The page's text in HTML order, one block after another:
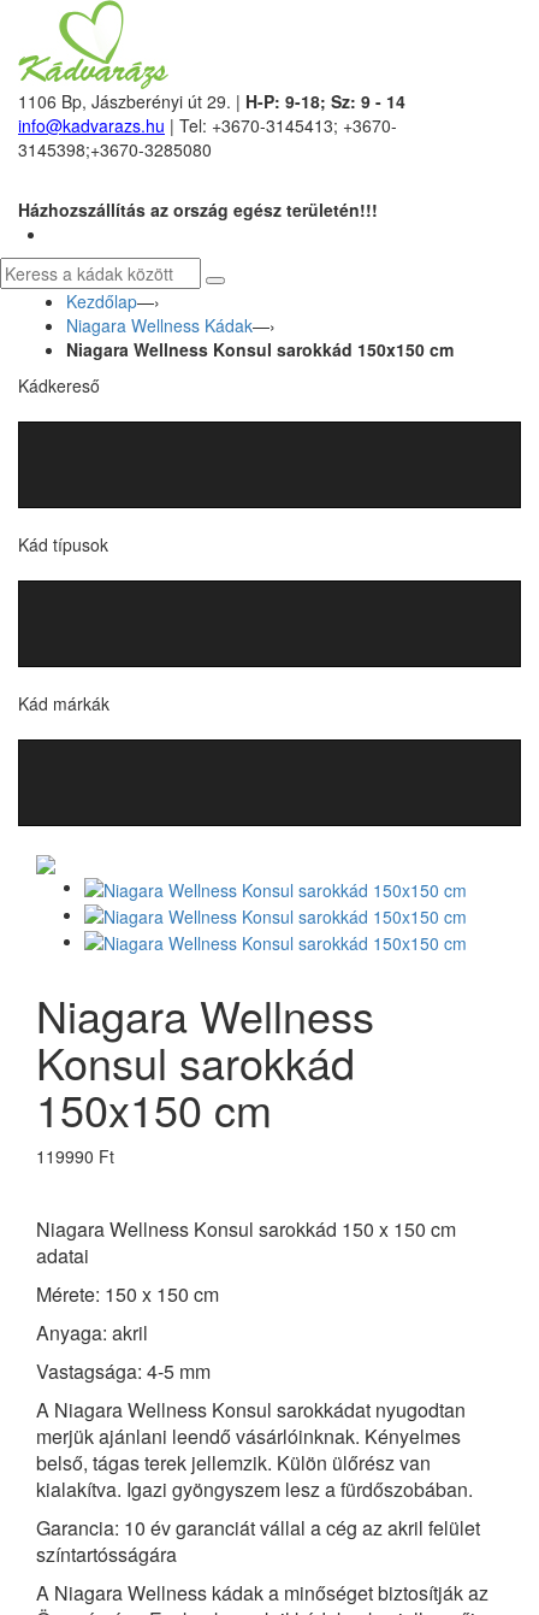
1106 Bp, Jászberényi út 29. | H-P: 9-18; Sz: 9 - 14
info@kadvarazs.hu | Tel: +3670-3145413; +3670-
3145398;+3670-3285080
Házhozszállítás az ország egész területén!!!
Kezdőlap—›
Niagara Wellness Kádak—›
Niagara Wellness Konsul sarokkád 150x150 cm
Kádkereső
Kád típusok
Kád márkák
Niagara Wellness
Konsul sarokkád
150x150 cm
119990 Ft
Niagara Wellness Konsul sarokkád 150 x 150 cm
adatai
Mérete: 150 x 150 cm
Anyaga: akril
Vastagsága: 4-5 mm
A Niagara Wellness Konsul sarokkádat nyugodtan
merjük ajánlani leendő vásárlóinknak. Kényelmes
belső, tágas terek jellemzik. Külön ülőrész van
kialakítva. Igazi gyöngyszem lesz a fürdőszobában.
Garancia: 10 év garanciát vállal a cég az akril felület
színtartósságára
A Niagara Wellness kádak a minőséget biztosítják az